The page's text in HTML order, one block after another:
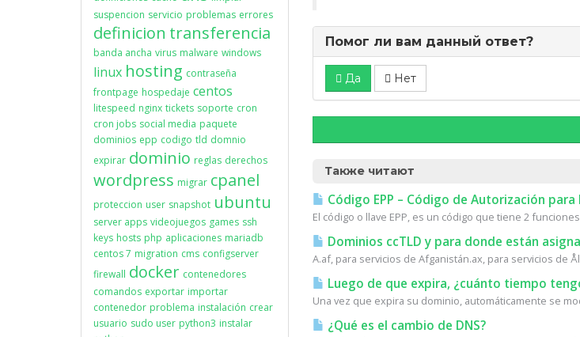
Помог ли вам данный ответ?
Да Нет
Также читают
Código EPP – Código de Autorización
El código o llave EPP, es un código que tiene 2
Dominios ccTLD y para donde están
A.af, para servicios de Afganistán.ax, para servicios de
Luego de que expira, ¿cuánto tiempo
Una vez que expira su dominio, automáticamente se
¿Qué es el cambio de DNS?
suspencion servicio problemas errores
definicion transferencia
banda ancha virus malware windows
linux hosting contraseña
frontpage hospedaje centos
litespeed nginx tickets soporte cron
cron jobs social media paquete
dominios epp codigo tld domnio
expirar dominio reglas derechos
wordpress migrar cpanel
proteccion user snapshot ubuntu
server apps videojuegos games ssh
keys hosts php aplicaciones mariadb
centos 7 migration cms configserver
firewall docker contenedores
comandos exportar importar
contenedor problema instalación crear
usuario sudo user python3 instalar